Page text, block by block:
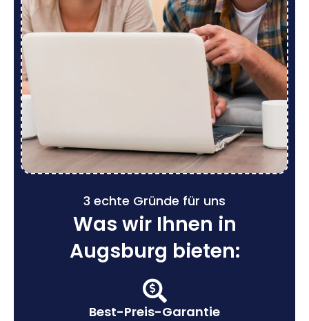
3 echte Gründe für uns
Was wir Ihnen in
Augsburg bieten:
Best-Preis-Garantie